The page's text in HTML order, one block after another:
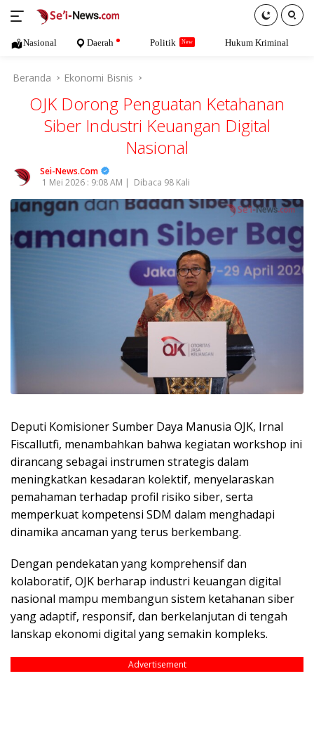
Langsung
kontenNasional Daerah Politik Hukum Kriminal
Beranda Ekonomi Bisnis
OJK Dorong Penguatan Ketahanan
Siber Industri Keuangan Digital
Nasional
Sei-News.Com
1 Mei 2026 : 9:08 AM | Dibaca 98 Kali
Deputi Komisioner Sumber Daya Manusia OJK, Irnal
Fiscallutfi, menambahkan bahwa kegiatan workshop ini
dirancang sebagai instrumen strategis dalam
meningkatkan kesadaran kolektif, menyelaraskan
pemahaman terhadap profil risiko siber, serta
memperkuat kompetensi SDM dalam menghadapi
dinamika ancaman yang terus berkembang.
Dengan pendekatan yang komprehensif dan
kolaboratif, OJK berharap industri keuangan digital
nasional mampu membangun sistem ketahanan siber
yang adaptif, responsif, dan berkelanjutan di tengah
lanskap ekonomi digital yang semakin kompleks.
Advertisement